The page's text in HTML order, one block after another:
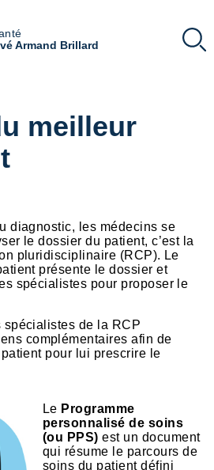
Armand Brillard
meilleur
diagnostic, les médecins se
le dossier du patient, c’est la
pluridisciplinaire (RCP). Le
présente le dossier et
spécialistes pour proposer le
spécialistes de la RCP
complémentaires afin de
pour lui prescrire le
Le Programme
personnalisé de soins
(ou PPS)est un document
qui résume le parcours de
soins du patient défini